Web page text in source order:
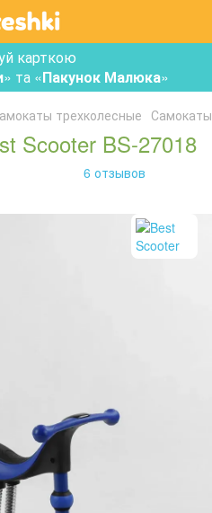
карткою
» та «Пакунок Малюка»
трехколесные
Scooter BS-27018
6 отзывов